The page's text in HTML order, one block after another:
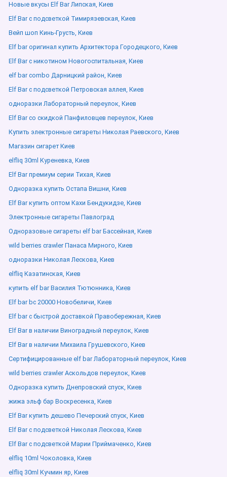
Новые вкусы Elf Bar Липская, Киев
Elf Bar с подсветкой Тимирязевская, Киев
Вейп шоп Кинь-Грусть, Киев
Elf bar оригинал купить Архитектора Городецкого, Киев
Elf Bar с никотином Новогоспитальная, Киев
elf bar combo Дарницкий район, Киев
Elf Bar с подсветкой Петровская аллея, Киев
одноразки Лабораторный переулок, Киев
Elf Bar со скидкой Панфиловцев переулок, Киев
Купить электронные сигареты Николая Раевского, Киев
Магазин сигарет Киев
elfliq 30ml Куреневка, Киев
Elf Bar премиум серии Тихая, Киев
Одноразка купить Остапа Вишни, Киев
Elf Bar купить оптом Кахи Бендукидзе, Киев
Электронные сигареты Павлоград
Одноразовые сигареты elf bar Бассейная, Киев
wild berries crawler Панаса Мирного, Киев
одноразки Николая Лескова, Киев
elfliq Казатинская, Киев
купить elf bar Василия Тютюнника, Киев
Elf bar bc 20000 Новобеличи, Киев
Elf bar с быстрой доставкой Правобережная, Киев
Elf Bar в наличии Виноградный переулок, Киев
Elf Bar в наличии Михаила Грушевского, Киев
Сертифицированные elf bar Лабораторный переулок, Киев
wild berries crawler Аскольдов переулок, Киев
Одноразка купить Днепровский спуск, Киев
жижа эльф бар Воскресенка, Киев
Elf Bar купить дешево Печерский спуск, Киев
Elf Bar с подсветкой Николая Лескова, Киев
Elf Bar с подсветкой Марии Приймаченко, Киев
elfliq 10ml Чоколовка, Киев
elfliq 30ml Кучмин яр, Киев